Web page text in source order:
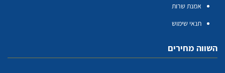
אמנת שרות
תנאי שימוש
השווה מחירים